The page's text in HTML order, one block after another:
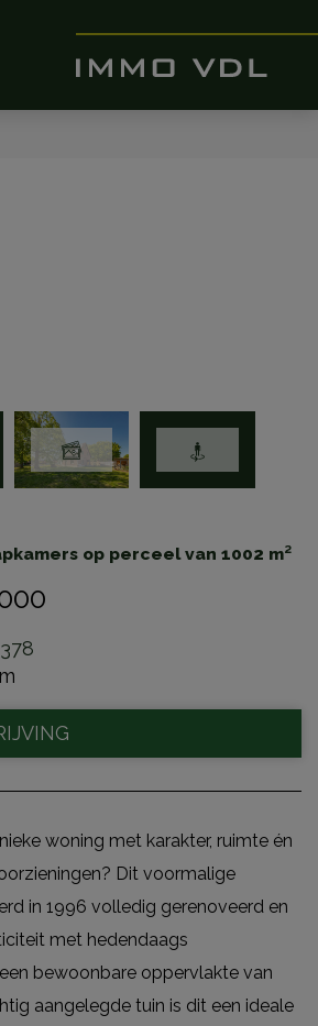
op perceel van 1002 m²
woning met karakter, ruimte én
Dit voormalige
in 1996 volledig gerenoveerd en
met hedendaags
bewoonbare oppervlakte van
aangelegde tuin is dit een ideale